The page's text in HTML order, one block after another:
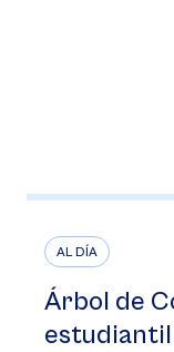
AL DÍA
Árbol de